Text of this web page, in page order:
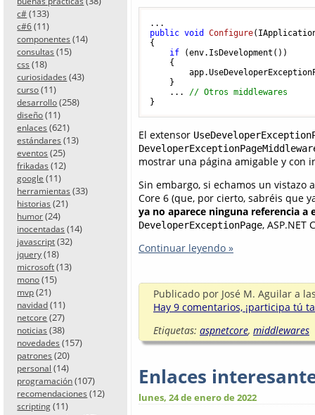
c# (133)
c#6 (11)
componentes (14)
consultas (15)
css (18)
curiosidades (43)
curso (11)
desarrollo (258)
diseño (11)
enlaces (621)
estándares (13)
eventos (25)
frikadas (12)
google (11)
herramientas (33)
historias (21)
humor (24)
inocentadas (14)
javascript (32)
jquery (18)
microsoft (13)
mono (15)
mvp (21)
navidad (11)
netcore (27)
noticias (38)
novedades (157)
patrones (20)
personal (14)
programación (107)
recomendaciones (12)
scripting (11)
public void Configure(
{
if (env.IsDevelopment())
    {
    }
    ...
// Otros middlewares
El extensor
mostrar una página amigable y con
Sin embargo, si echamos un
Core 6 (que, por cierto, sabréis que
ya no aparece ninguna referencia a
DeveloperExceptionPage, ASP.NET
Continuar leyendo »
Publicado por José M. Aguilar a
Hay 9 comentarios, ¡participa tú
Etiquetas: aspnetcore, middlewares
Enlaces
lunes, 24 de enero de 2022